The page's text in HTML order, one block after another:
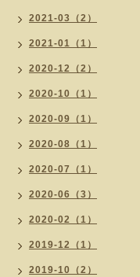
2021-03（2）
2021-01（1）
2020-12（2）
2020-10（1）
2020-09（1）
2020-08（1）
2020-07（1）
2020-06（3）
2020-02（1）
2019-12（1）
2019-10（2）